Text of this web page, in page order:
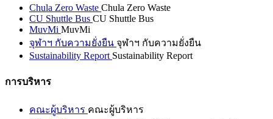
Chula Zero Waste Chula Zero Waste
CU Shuttle Bus CU Shuttle Bus
MuvMi MuvMi
จุฬาฯ กับความยั่งยืน จุฬาฯ กับความยั่งยืน
Sustainability Report Sustainability Report
การบริหาร
คณะผู้บริหาร คณะผู้บริหาร